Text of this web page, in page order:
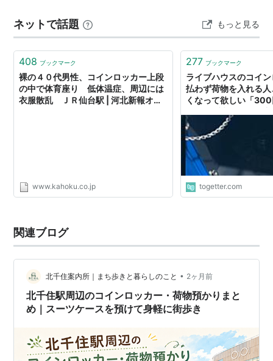
ネットで話題 もっと見る
408 ブックマーク
裸の４０代男性、コインロッカー上段
の中で体育座り 低体温症、周辺には
衣服散乱 ＪＲ仙台駅 | 河北新報オン
www.kahoku.co.jp
277 ブックマーク
ライブハウスのコイ
払わず荷物を入れる
くなって欲しい「
てしまえば良い」
togetter.com
関連ブログ
北千住案内所｜まち歩きと暮らしのこと • 2ヶ月前
北千住駅周辺のコインロッカー・荷物預かりまと
め｜スーツケースを預けて身軽に街歩き